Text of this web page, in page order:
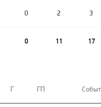
0 2 3
0 11 17
Г ГП